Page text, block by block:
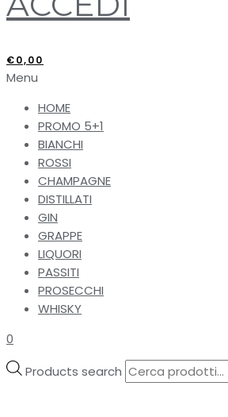
€0,00
Menu
HOME
PROMO 5+1
BIANCHI
ROSSI
CHAMPAGNE
DISTILLATI
GIN
GRAPPE
LIQUORI
PASSITI
PROSECCHI
WHISKY
0
Products search